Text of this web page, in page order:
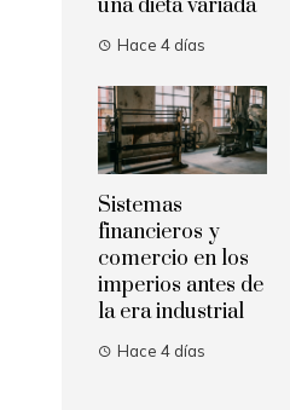
una dieta variada
Hace 4 días
Sistemas
financieros y
comercio en los
imperios antes de
la era industrial
Hace 4 días